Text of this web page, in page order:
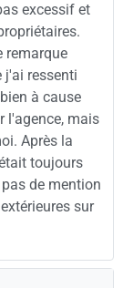
excessif et
remarque
j'ai ressenti
à cause
l'agence, mais
Après la
toujours
de mention
sur